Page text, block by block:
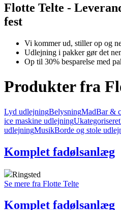
Flotte Telte -
fest
Vi kommer ud, stiller op og
Udlejning i pakker gør det
Op til 30% besparelse med
Produkter fra
Lyd udlejningBelysningMadBar &
ice maskine udlejningUkategoriseret
udlejningMusikBorde og stole
Komplet fadølsanlæg
Ringsted
Se mere fra Flotte Telte
Komplet fadølsanlæg